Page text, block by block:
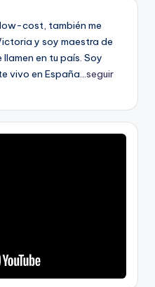
low-cost, también me
y soy maestra de
en tu país. Soy
vivo en España...seguir